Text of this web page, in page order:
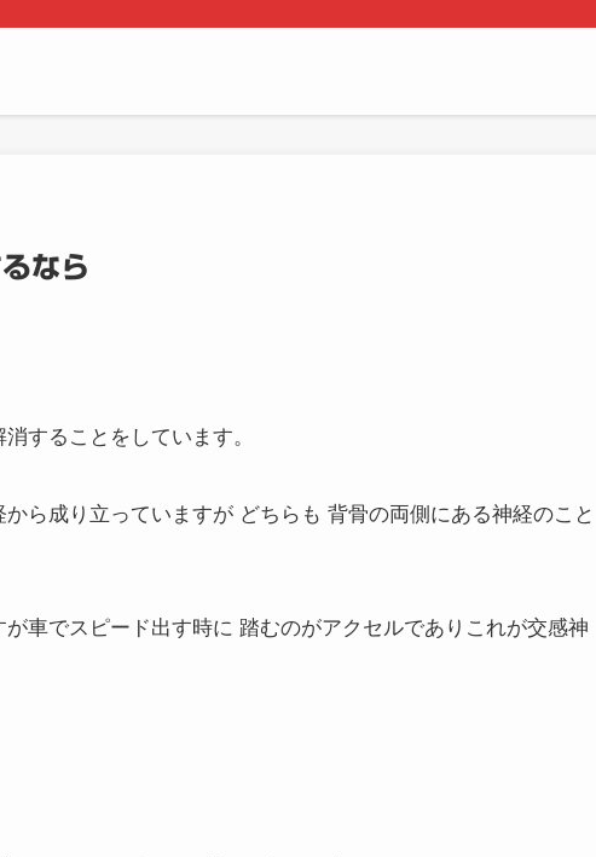
なら
することをしています。
ら成り立っていますが どちらも 背骨の両側にある神経のこと
車でスピード出す時に 踏むのがアクセルでありこれが交感神